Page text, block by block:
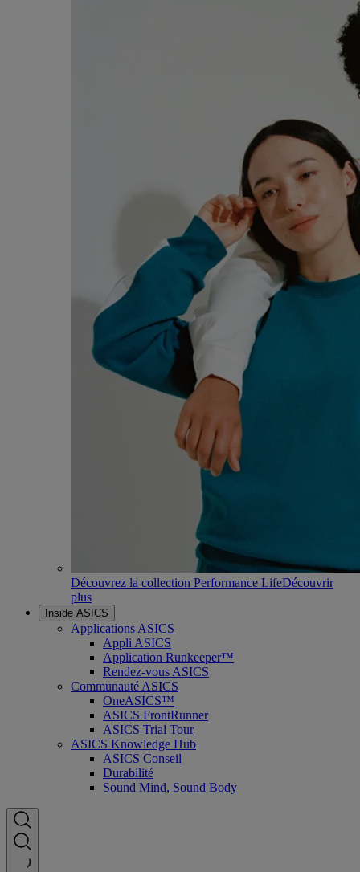
Découvrez la collection Performance LifeDécouvrir
plus
Inside ASICS
Applications ASICS
Appli ASICS
Application Runkeeper™
Rendez-vous ASICS
Communauté ASICS
OneASICS™
ASICS FrontRunner
ASICS Trial Tour
ASICS Knowledge Hub
ASICS Conseil
Durabilité
Sound Mind, Sound Body